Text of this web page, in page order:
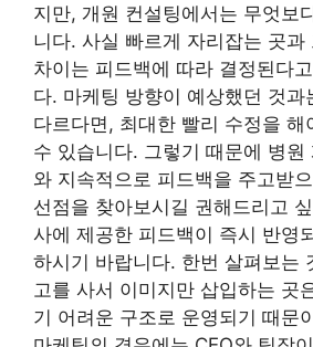
지만, 개원 컨설팅에서는 무엇보
니다. 사실 빠르게 자리잡는 곳과
차이는 피드백에 따라 결정된다
다. 마케팅 방향이 예상했던 것과
다르다면, 최대한 빨리 수정을 해
수 있습니다. 그렇기 때문에 병원
와 지속적으로 피드백을 주고받
선점을 찾아보시길 권해드리고
사에 제공한 피드백이 즉시 반영
하시기 바랍니다. 한번 살펴보는
고를 사서 이미지만 삽입하는 곳
기 어려운 구조로 운영되기 때문